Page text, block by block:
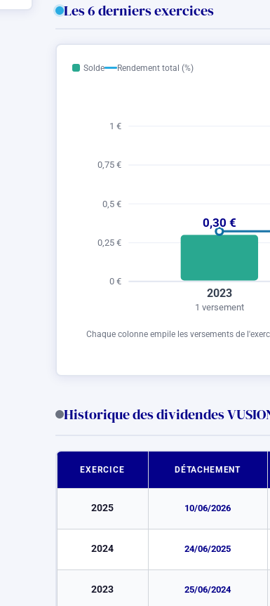
Les 6 derniers exercices
Solde Rendement total (%)
0 €
0,25 €
0,5 €
0,75 €
1 €
2023
1 versement
0,30 €
Chaque colonne empile les versements de
Historique des dividendes
EXERCICE DÉTACHEMENT
2025 10/06/2026
2024 24/06/2025
2023 25/06/2024